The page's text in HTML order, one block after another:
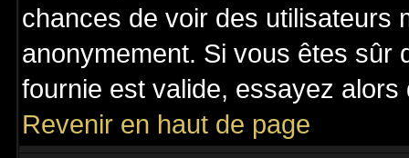
chances de voir des utilisateurs
anonymement. Si vous êtes sûr
fournie est valide, essayez
Revenir en haut de page